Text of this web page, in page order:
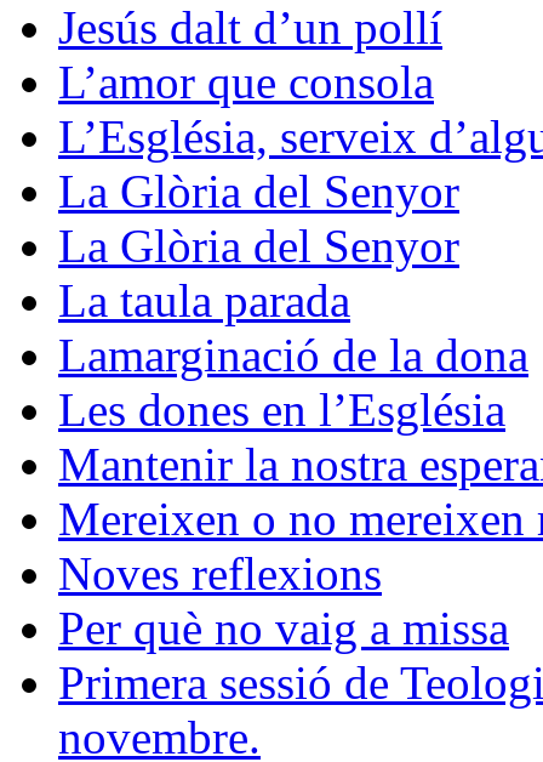
Jesús dalt d’un pollí
L’amor que consola
L’Església, serveix
La Glòria del Senyor
La Glòria del Senyor
La taula parada
Lamarginació de la dona
Les dones en l’Església
Mantenir la nostra
Mereixen o no mereixen
Noves reflexions
Per què no vaig a missa
Primera sessió de
novembre.